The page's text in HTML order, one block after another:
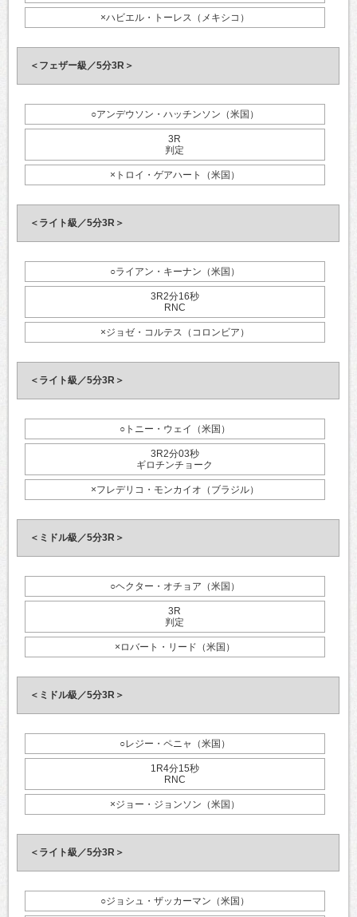
×ハビエル・トーレス（メキシコ）
＜フェザー級／5分3R＞
○アンデウソン・ハッチンソン（米国）
3R
判定
×トロイ・ゲアハート（米国）
＜ライト級／5分3R＞
○ライアン・キーナン（米国）
3R2分16秒
RNC
×ジョゼ・コルテス（コロンビア）
＜ライト級／5分3R＞
○トニー・ウェイ（米国）
3R2分03秒
ギロチンチョーク
×フレデリコ・モンカイオ（ブラジル）
＜ミドル級／5分3R＞
○ヘクター・オチョア（米国）
3R
判定
×ロバート・リード（米国）
＜ミドル級／5分3R＞
○レジー・ペニャ（米国）
1R4分15秒
RNC
×ジョー・ジョンソン（米国）
＜ライト級／5分3R＞
○ジョシュ・ザッカーマン（米国）